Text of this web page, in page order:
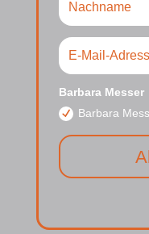
Barbara Messer
Barbara